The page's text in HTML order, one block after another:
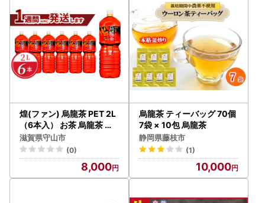
煌(ファン) 烏龍茶 PET 2L
（6本入） お茶 烏龍茶 休
憩 お手軽 おいしい 香り豊
か まとめ買い お家に届く
コカ・コーラ BB-0057
滋賀県守山市
(0)
8,000
烏龍茶 ティーバッグ 70個
7袋 × 10包 烏龍茶
静岡県藤枝市
(1)
10,000